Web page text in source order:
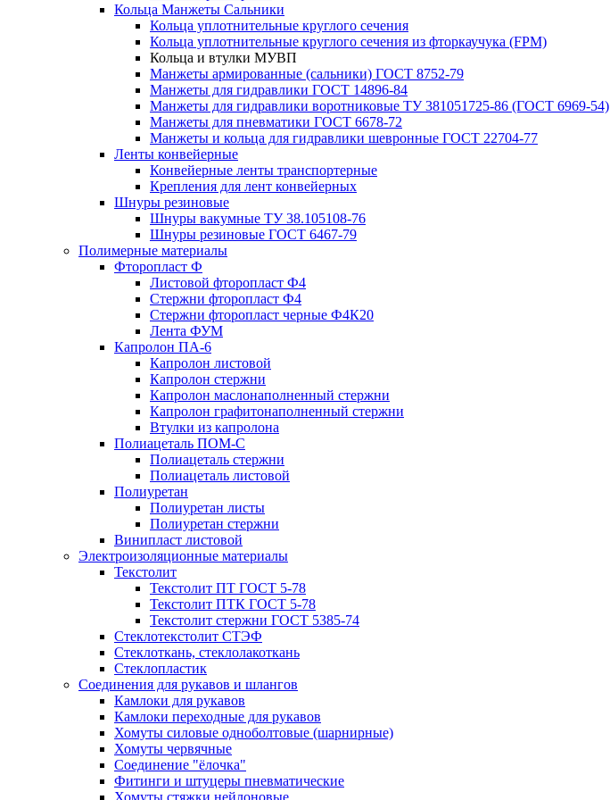
Кольца Манжеты Сальники
Кольца уплотнительные круглого сечения
Кольца уплотнительные круглого сечения из фторкаучука (FPM)
Кольца и втулки МУВП
Манжеты армированные (сальники) ГОСТ 8752-79
Манжеты для гидравлики ГОСТ 14896-84
Манжеты для гидравлики воротниковые ТУ 381051725-86 (ГОСТ 6969-54)
Манжеты для пневматики ГОСТ 6678-72
Манжеты и кольца для гидравлики шевронные ГОСТ 22704-77
Ленты конвейерные
Конвейерные ленты транспортерные
Крепления для лент конвейерных
Шнуры резиновые
Шнуры вакумные ТУ 38.105108-76
Шнуры резиновые ГОСТ 6467-79
Полимерные материалы
Фторопласт Ф
Листовой фторопласт Ф4
Стержни фторопласт Ф4
Стержни фторопласт черные Ф4К20
Лента ФУМ
Капролон ПА-6
Капролон листовой
Капролон стержни
Капролон маслонаполненный стержни
Капролон графитонаполненный стержни
Втулки из капролона
Полиацеталь ПОМ-С
Полиацеталь стержни
Полиацеталь листовой
Полиуретан
Полиуретан листы
Полиуретан стержни
Винипласт листовой
Электроизоляционные материалы
Текстолит
Текстолит ПТ ГОСТ 5-78
Текстолит ПТК ГОСТ 5-78
Текстолит стержни ГОСТ 5385-74
Стеклотекстолит СТЭФ
Стеклоткань, стеклолакоткань
Стеклопластик
Соединения для рукавов и шлангов
Камлоки для рукавов
Камлоки переходные для рукавов
Хомуты силовые одноболтовые (шарнирные)
Хомуты червячные
Соединение "ёлочка"
Фитинги и штуцеры пневматические
Хомуты стяжки нейлоновые